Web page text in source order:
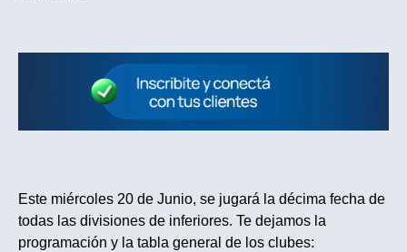
Este miércoles 20 de Junio, se jugará la décima fecha de
todas las divisiones de inferiores. Te dejamos la
programación y la tabla general de los clubes: